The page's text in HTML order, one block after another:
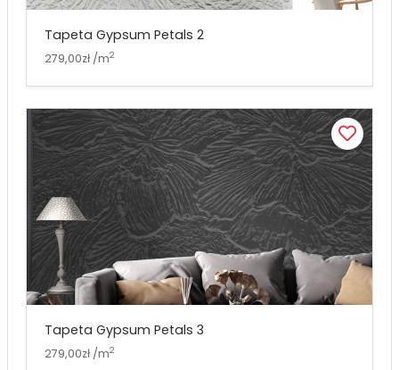
Tapeta Gypsum Petals 2
279,00zł /m2
Tapeta Gypsum Petals 3
279,00zł /m2